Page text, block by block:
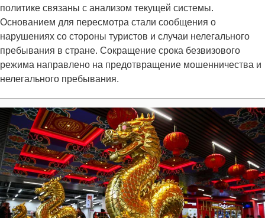
политике связаны с анализом текущей системы.
Основанием для пересмотра стали сообщения о
нарушениях со стороны туристов и случаи нелегального
пребывания в стране. Сокращение срока безвизового
режима направлено на предотвращение мошенничества и
нелегального пребывания.